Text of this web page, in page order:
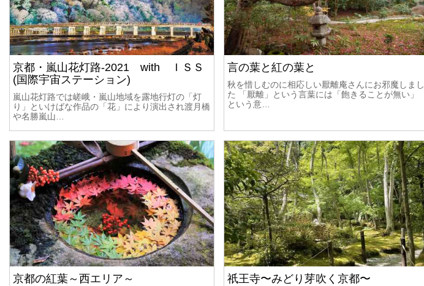
京都・嵐山花灯路-2021 with ＩＳＳ
(国際宇宙ステーション)
嵐山花灯路では嵯峨・嵐山地域を露地行灯の「灯
り」といけばな作品の「花」により演出され渡月橋
や名勝嵐山…
言の葉と紅の葉と
秋を惜しむのに相応しい厭離庵さんにお邪魔しまし
た 「厭離」という言葉には「飽きることが無い」
という意…
京都の紅葉～西エリア～ 祇王寺〜みどり芽吹く京都〜